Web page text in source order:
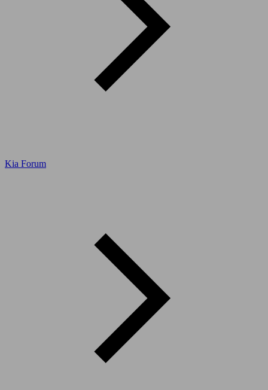
Kia Forum